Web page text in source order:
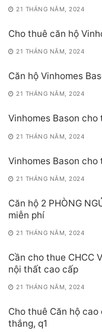
21 THÁNG NĂM, 2024
Cho thuê căn hộ
21 THÁNG NĂM, 2024
Căn hộ Vinhomes
21 THÁNG NĂM, 2024
Vinhomes Bason
21 THÁNG NĂM, 2024
Vinhomes Bason
21 THÁNG NĂM, 2024
Căn hộ 2 PHÒNG
miễn phí
21 THÁNG NĂM, 2024
Cần cho thue CHCC
nội thất cao cấp
21 THÁNG NĂM, 2024
Cho thuê Căn hộ
thắng, q1